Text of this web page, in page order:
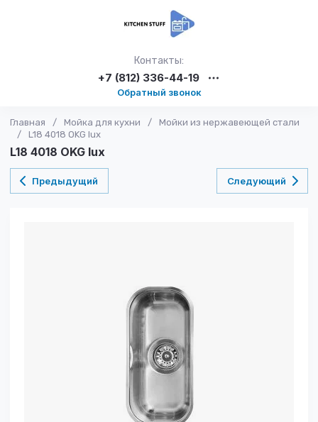
Контакты:
+7 (812) 336-44-19
Обратный звонок
Главная / Мойка для кухни /
Мойки из нержавеющей стали
/
L18 4018 OKG lux
L18 4018 OKG lux
Предыдущий Следующий